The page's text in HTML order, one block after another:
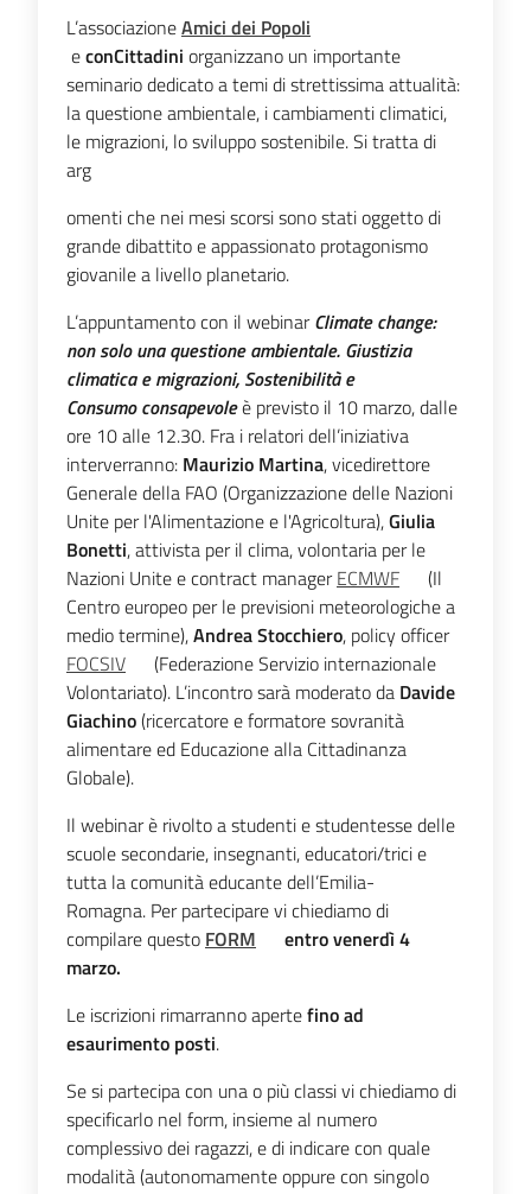
L’associazioneAmici dei Popoli
econCittadini organizzano un importante
seminario dedicato a temi di strettissima attualità:
la questione ambientale, i cambiamenti climatici,
le migrazioni, lo sviluppo sostenibile. Si tratta di
arg
omenti che nei mesi scorsi sono stati oggetto di
grande dibattito e appassionato protagonismo
giovanile a livello planetario.
L’appuntamento con il webinarClimate change:
non solo unaquestione ambientale. Giustizia
climatica e migrazioni, Sostenibilità e
Consumoconsapevoleè previsto il 10 marzo, dalle
ore 10 alle 12.30. Fra i relatori dell’iniziativa
interverranno: Maurizio Martina, vicedirettore
Generale della FAO (Organizzazione delle Nazioni
Unite per l'Alimentazione e l'Agricoltura),Giulia
Bonetti, attivista per il clima, volontaria per le
Nazioni Unite e contract managerECMWF
(Il
Centro europeo per le previsioni meteorologiche a
medio termine),Andrea Stocchiero, policy officer
FOCSIV
(Federazione Servizio internazionale
Volontariato). L’incontro sarà moderato da Davide
Giachino(ricercatore e formatore sovranità
alimentare ed Educazione alla Cittadinanza
Globale).
Il webinar è rivolto a studenti e studentesse delle
scuole secondarie, insegnanti, educatori/trici e
tutta la comunità educante dell’Emilia-
Romagna. Per partecipare vi chiediamo di
compilare questo FORM
entro venerdì 4
marzo.
Le iscrizioni rimarranno apertefino ad
esaurimento posti.
Se si partecipa con una o più classi vi chiediamo di
specificarlo nel form, insieme al numero
complessivo dei ragazzi, e di indicare con quale
modalità (autonomamente oppure con singolo